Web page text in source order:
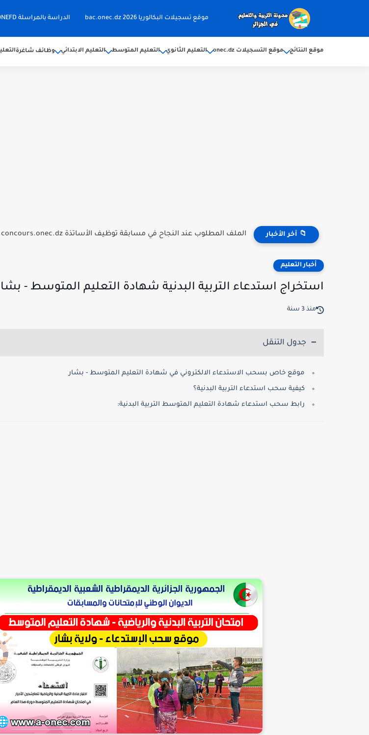
موقع تسجيلات البكالوريا 2026 bac.onec.dz الدراسة بالمراسلة ONEFD
موقع النتائج موقع التسجيلات onec.dz التعليم الثانوي التعليم المتوسط التعليم الابتدائي وظائف شاغرة
📁 آخر الأخبار الملف المطلوب عند النجاح في مسابقة توظيف الأساتذة concours.onec.dz
أخبار التعليم
استخراج استدعاء التربية البدنية شهادة التعليم المتوسط -
منذ 3 سنة
جدول التنقل
موقع خاص بسحب الاستدعاء الالكتروني في شهادة التعليم المتوسط - بشار
كيفية سحب استدعاء التربية البدنية؟
رابط سحب استدعاء شهادة التعليم المتوسط التربية البدنية: